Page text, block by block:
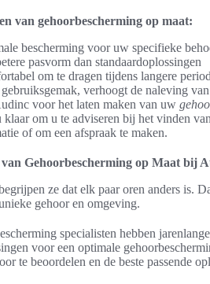
van gehoorbescherming op maat:
bescherming voor uw specifieke
pasvorm dan standaardoplossingen
om te dragen tijdens langere
verhoogt de naleving
voor het laten maken van uw
klaar om u te adviseren bij het vinden
of om een afspraak te maken.
van Gehoorbescherming op Maat bij
ze dat elk paar oren anders is.
gehoor en omgeving.
specialisten hebben
voor een optimale
te beoordelen en de beste passende